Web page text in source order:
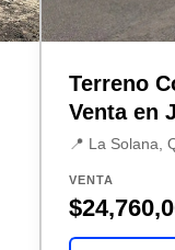
Terreno
Venta en
📍 La Solana,
VENTA